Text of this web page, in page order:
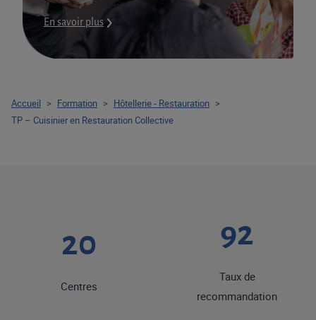
En savoir plus
20
Centres
92
Taux de
recommandation
Accueil > Formation > Hôtellerie - Restauration >
TP – Cuisinier en Restauration Collective